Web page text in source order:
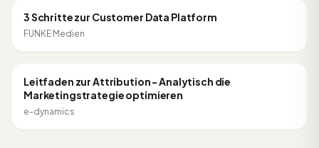
DATA ANALYTICS
3 Schritte zur Customer Data Platform
FUNKE Medien
31:18
DATA ANALYTICS
Leitfaden zur Attribution - Analytisch die
Marketingstrategie optimieren
e-dynamics